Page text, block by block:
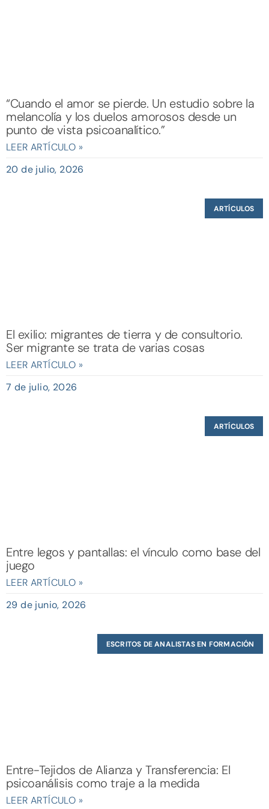
“Cuando el amor se pierde. Un estudio sobre la
melancolía y los duelos amorosos desde un
punto de vista psicoanalítico.”
LEER ARTÍCULO »
20 de julio, 2026
ARTÍCULOS
El exilio: migrantes de tierra y de consultorio.
Ser migrante se trata de varias cosas
LEER ARTÍCULO »
7 de julio, 2026
ARTÍCULOS
Entre legos y pantallas: el vínculo como base del
juego
LEER ARTÍCULO »
29 de junio, 2026
ESCRITOS DE ANALISTAS EN FORMACIÓN
Entre-Tejidos de Alianza y Transferencia: El
psicoanálisis como traje a la medida
LEER ARTÍCULO »